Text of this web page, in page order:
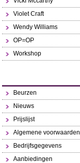
Violet Craft
Wendy Williams
OP=OP
Workshop
Beurzen
Nieuws
Prijslijst
Algemene voorwaarden
Bedrijfsgegevens
Aanbiedingen